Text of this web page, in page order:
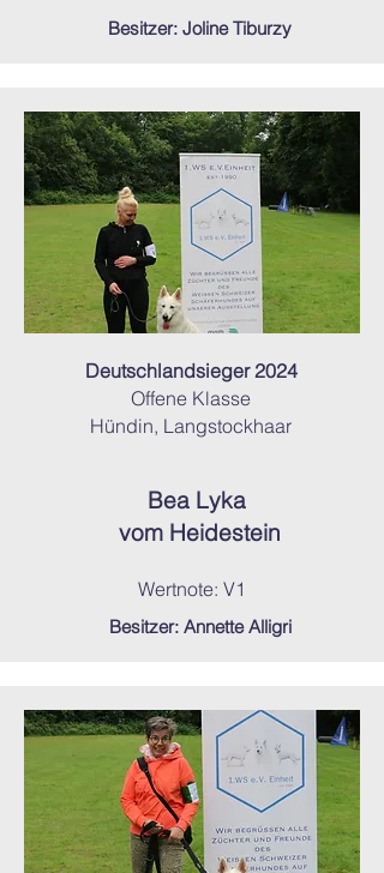
Besitzer: Joline Tiburzy
Deutschlandsieger 2024
Offene Klasse
Hündin, Langstockhaar
Bea Lyka
vom Heidestein
Wertnote: V1
Besitzer: Annette Alligri